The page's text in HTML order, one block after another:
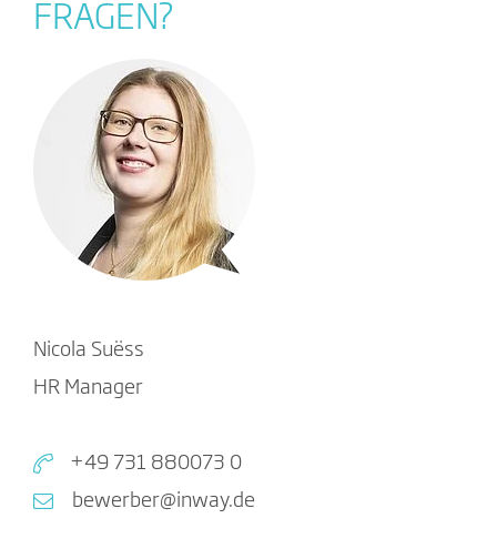
FRAGEN?
Nicola Suëss
HR Manager
+49 731 880073 0
bewerber@inway.de